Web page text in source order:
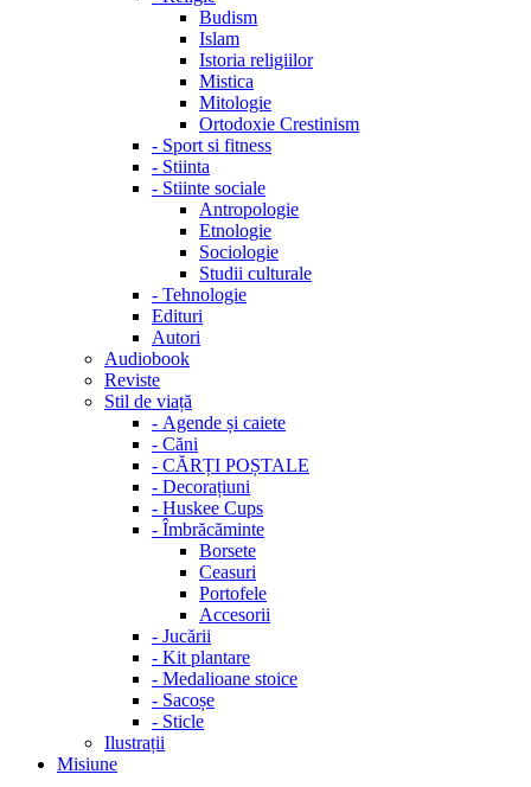
Budism
Islam
Istoria religiilor
Mistica
Mitologie
Ortodoxie Crestinism
- Sport si fitness
- Stiinta
- Stiinte sociale
Antropologie
Etnologie
Sociologie
Studii culturale
- Tehnologie
Edituri
Autori
Audiobook
Reviste
Stil de viață
- Agende și caiete
- Căni
- CĂRȚI POȘTALE
- Decorațiuni
- Huskee Cups
- Îmbrăcăminte
Borsete
Ceasuri
Portofele
Accesorii
- Jucării
- Kit plantare
- Medalioane stoice
- Sacoșe
- Sticle
Ilustrații
Misiune